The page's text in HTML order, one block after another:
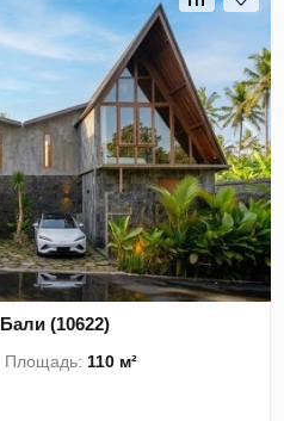
(10622)
Площадь:110 м²